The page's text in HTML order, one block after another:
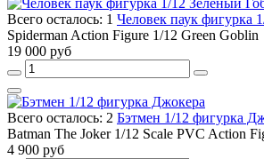
Всего осталось: 1 Человек паук фигурка
Spiderman Action Figure 1/12 Green Goblin
19 000 руб
Всего осталось: 2 Бэтмен 1/12 фигурка
Batman The Joker 1/12 Scale PVC Action
4 900 руб